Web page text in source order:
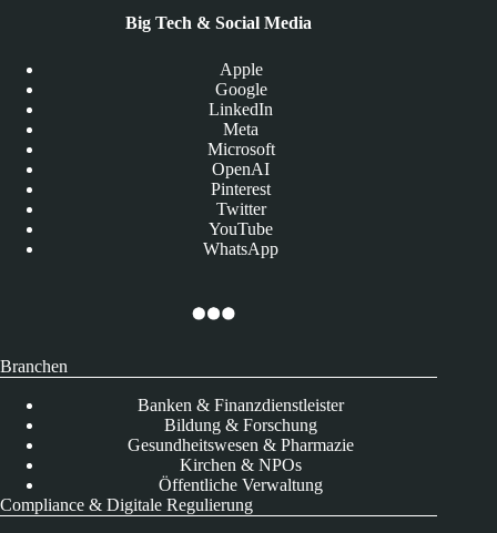
Big Tech & Social Media
Apple
Google
LinkedIn
Meta
Microsoft
OpenAI
Pinterest
Twitter
YouTube
WhatsApp
Branchen
Banken & Finanzdienstleister
Bildung & Forschung
Gesundheitswesen & Pharmazie
Kirchen & NPOs
Öffentliche Verwaltung
Compliance & Digitale Regulierung